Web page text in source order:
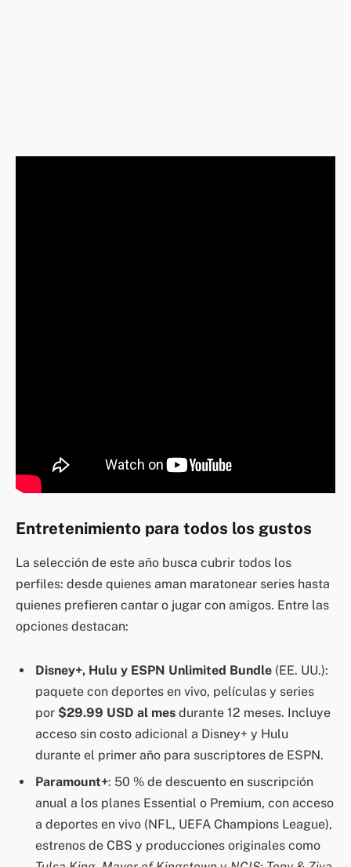
Entretenimiento para todos los gustos
La selección de este año busca cubrir todos los
perfiles: desde quienes aman maratonear series hasta
quienes prefieren cantar o jugar con amigos. Entre las
opciones destacan:
Disney+, Hulu y ESPN Unlimited Bundle (EE. UU.):
paquete con deportes en vivo, películas y series
por $29.99 USD al mes durante 12 meses. Incluye
acceso sin costo adicional a Disney+ y Hulu
durante el primer año para suscriptores de ESPN.
Paramount+: 50 % de descuento en suscripción
anual a los planes Essential o Premium, con acceso
a deportes en vivo (NFL, UEFA Champions League),
estrenos de CBS y producciones originales como